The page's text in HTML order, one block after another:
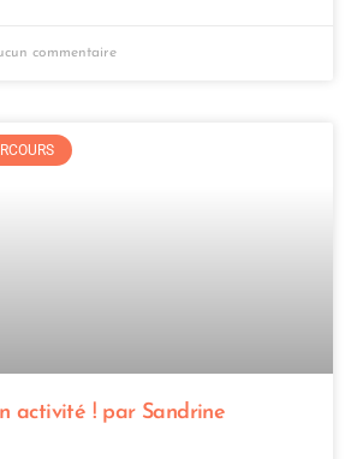
commentaire
activité ! par Sandrine